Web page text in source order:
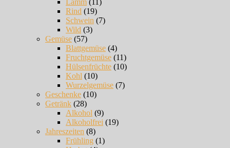
Lamm (11)
Rind (19)
Schwein (7)
Wild (3)
Gemüse (57)
Blattgemüse (4)
Fruchtgemüse (11)
Hülsenfrüchte (10)
Kohl (10)
Wurzelgemüse (7)
Geschenke (10)
Getränk (28)
Alkohol (9)
Alkoholfrei (19)
Jahreszeiten (8)
Frühling (1)